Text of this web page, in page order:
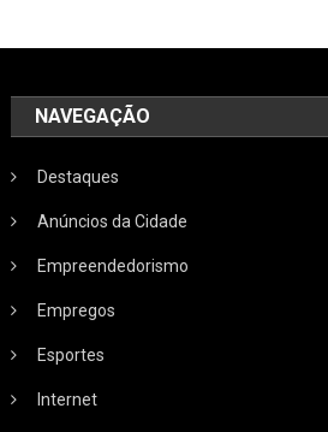
NAVEGAÇÃO
Destaques
Anúncios da Cidade
Empreendedorismo
Empregos
Esportes
Internet